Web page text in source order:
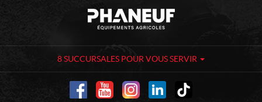
t
c
n
u
8 SUCCURSALES POUR VOUS SERVIR